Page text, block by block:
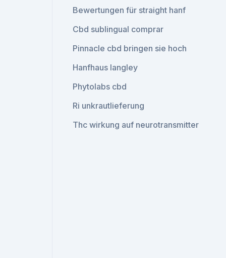
Bewertungen für straight hanf
Cbd sublingual comprar
Pinnacle cbd bringen sie hoch
Hanfhaus langley
Phytolabs cbd
Ri unkrautlieferung
Thc wirkung auf neurotransmitter